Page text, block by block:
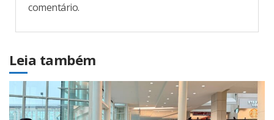
comentário.
Leia também